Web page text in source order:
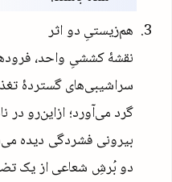
هم‌زیستیِ دو اثر
نقشهٔ کششیِ واحد،
سراشیبی‌های گستردهٔ
گرد می‌آورد؛ ازاین‌رو
بیرونی فشردگی دیده
دو بُرشِ شعاعی از یک